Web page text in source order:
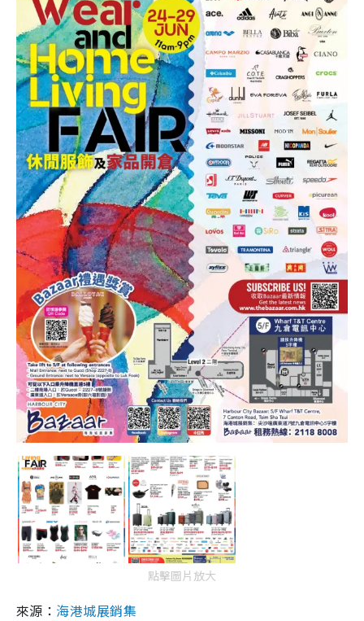
點擊圖片放大
來源： 海港城展銷集